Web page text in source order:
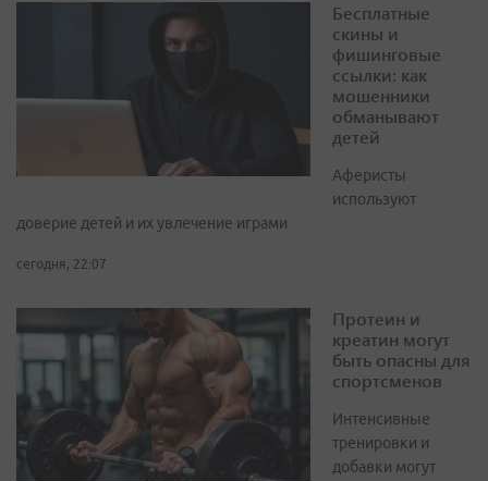
Бесплатные
скины и
фишинговые
ссылки: как
мошенники
обманывают
детей
Аферисты
используют
доверие детей и их увлечение играми
сегодня, 22:07
Протеин и
креатин могут
быть опасны для
спортсменов
Интенсивные
тренировки и
добавки могут